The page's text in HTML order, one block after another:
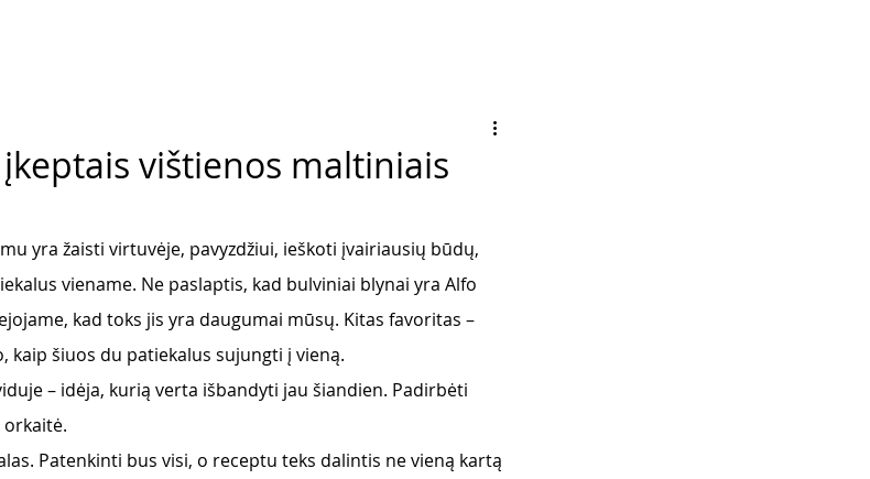
vištienos maltiniais
yra žaisti virtuvėje, pavyzdžiui, ieškoti įvairiausių būdų,
viename. Ne paslaptis, kad bulviniai blynai yra Alfo
kad toks jis yra daugumai mūsų. Kitas favoritas –
kaip šiuos du patiekalus sujungti į vieną.
– idėja, kurią verta išbandyti jau šiandien. Padirbėti
Patenkinti bus visi, o receptu teks dalintis ne vieną kartą